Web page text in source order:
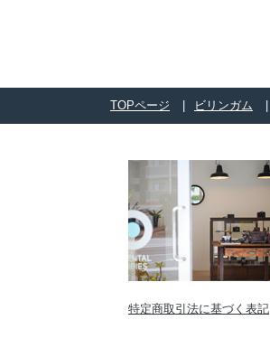
TOPページ ビリンガム
特定商取引法に基づく表記